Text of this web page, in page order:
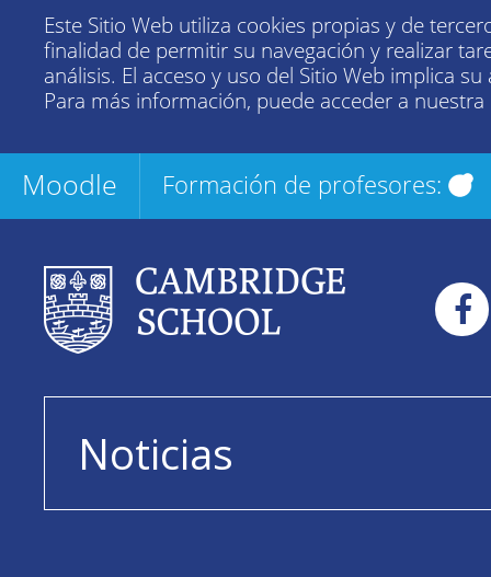
Este Sitio Web utiliza cookies propias y de
finalidad de permitir su navegación y realizar
análisis. El acceso y uso del Sitio Web implica su
Para más información, puede acceder a nuestra
Moodle Formación de profesores:
Noticias